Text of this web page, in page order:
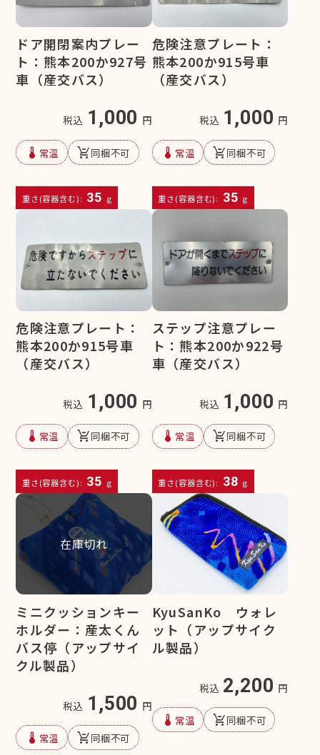
ドア開閉案内プレー
ト：熊本200か927号
車（産交バス）
税込 1,000 円
device_thermostat 常温 remove_shopping_cart同梱不可
重さ(容器含む): 35 g
危険注意プレート：
熊本200か915号車
（産交バス）
税込 1,000 円
device_thermostat 常温 remove_shopping_cart同梱不可
重さ(容器含む): 35 g
危険注意プレート：
熊本200か915号車
（産交バス）
税込 1,000 円
device_thermostat 常温 remove_shopping_cart同梱不可
重さ(容器含む): 35 g
ステップ注意プレー
ト：熊本200か922号
車（産交バス）
税込 1,000 円
device_thermostat 常温 remove_shopping_cart同梱不可
重さ(容器含む): 38 g
在庫切れ
ミニクッションキー
ホルダー：産太くん
バス停（アップサイ
クル製品）
税込 1,500 円
device_thermostat 常温 remove_shopping_cart同梱不可
KyuSanKo ウォレ
ット（アップサイク
ル製品）
税込 2,200 円
device_thermostat 常温 remove_shopping_cart同梱不可